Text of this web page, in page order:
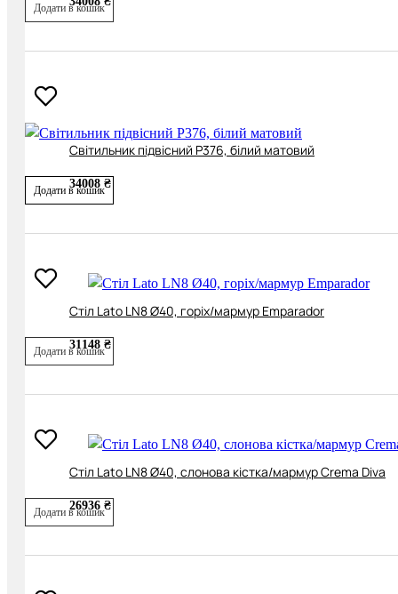
Додати в кошик
Cвітильник підвісний P376, білий матовий
34008 ₴
Додати в кошик
Cтіл Lato LN8 Ø40, горіх/мармур Emparador
31148 ₴
Додати в кошик
Cтіл Lato LN8 Ø40, слонова кістка/мармур Crema Diva
26936 ₴
Додати в кошик